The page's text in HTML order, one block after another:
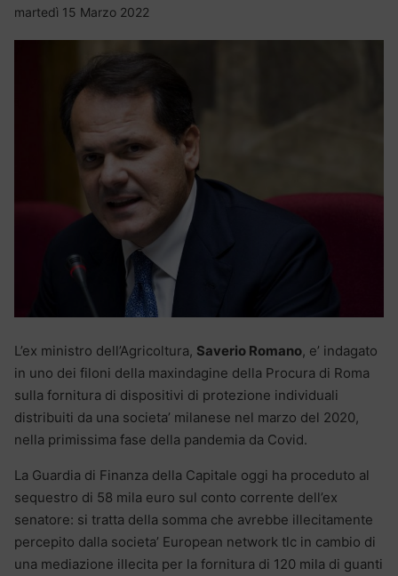
martedì 15 Marzo 2022
L’ex ministro dell’Agricoltura, Saverio Romano, e’ indagato
in uno dei filoni della maxindagine della Procura di Roma
sulla fornitura di dispositivi di protezione individuali
distribuiti da una societa’ milanese nel marzo del 2020,
nella primissima fase della pandemia da Covid.
La Guardia di Finanza della Capitale oggi ha proceduto al
sequestro di 58 mila euro sul conto corrente dell’ex
senatore: si tratta della somma che avrebbe illecitamente
percepito dalla societa’ European network tlc in cambio di
una mediazione illecita per la fornitura di 120 mila di guanti